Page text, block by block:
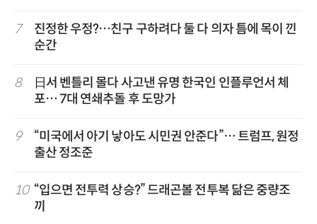
7
진정한 우정?…친구 구하려다 둘 다 의자 틈에 목이 낀
순간
8
日서 벤틀리 몰다 사고낸 유명 한국인 인플루언서 체
포… 7대 연쇄추돌 후 도망가
9
“미국에서 아기 낳아도 시민권 안준다”… 트럼프, 원정
출산 정조준
10 “입으면 전투력 상승?” 드래곤볼 전투복 닮은 중량조
끼